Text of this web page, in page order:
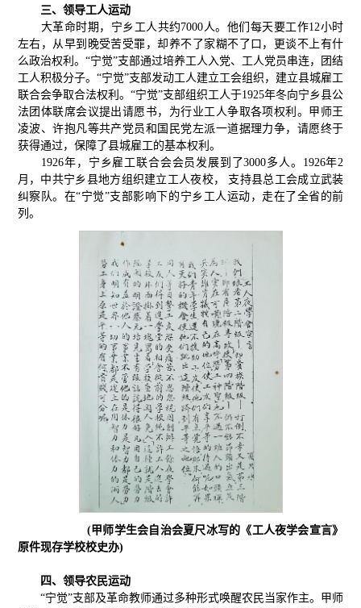
三、领导工人运动
大革命时期，宁乡工人共约7000人。他们每天要工作12小时
左右，从早到晚受苦受罪，却养不了家糊不了口，更谈不上有什
么政治权利。“宁觉”支部通过培养工人入党、工人党员串连，团结
工人积极分子。“宁觉”支部发动工人建立工会组织，建立县城雇工
联合会争取合法权利。“宁觉”支部组织工人于1925年冬向宁乡县公
法团体联席会议提出请愿书，为行业工人争取各项权利。甲师王
凌波、许抱凡等共产党员和国民党左派一道据理力争，请愿终于
获得通过，保障了县城雇工的基本权利。
1926年，宁乡雇工联合会会员发展到了3000多人。1926年2
月，中共宁乡县地方组织建立工人夜校， 支持县总工会成立武装
纠察队。在“宁觉”支部影响下的宁乡工人运动，走在了全省的前
列。
(甲师学生会自治会夏尺冰写的《工人夜学会宣言》
原件现存学校校史办)
四、领导农民运动
“宁觉”支部及革命教师通过多种形式唤醒农民当家作主。甲师